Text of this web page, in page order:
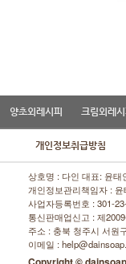
양초외레시피 크림외레
개인정보취급방침
상호명 : 다인 대표: 윤태
개인정보관리책임자 : 윤
사업자등록번호 : 301-
통신판매업신고 : 제
주소 : 충북 청주시 서원
이메일 :